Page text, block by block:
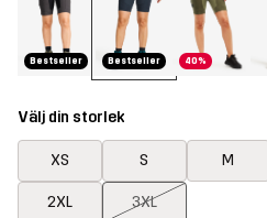
Bestseller Bestseller 40%
Välj din storlek
XS S M
2XL 3XL